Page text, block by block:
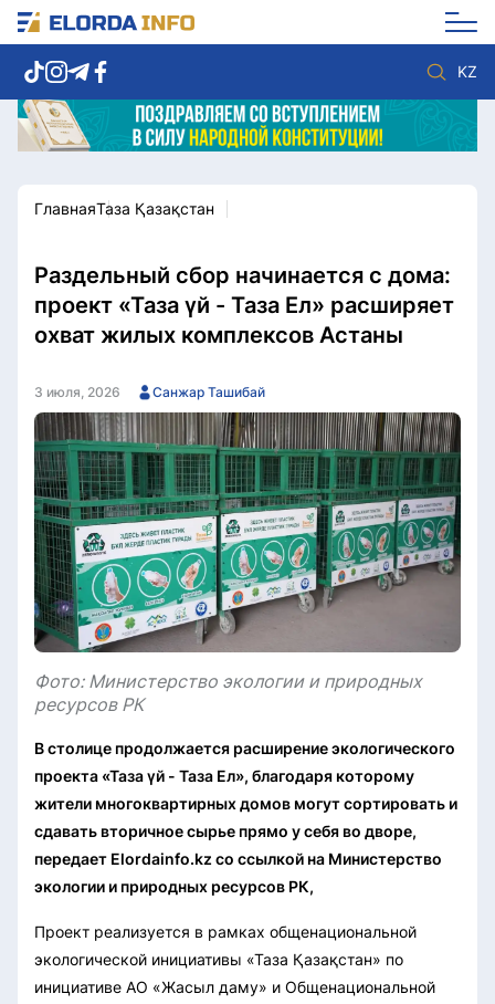
KZ
Новости столицы
Политика
Спорт
Культура
Мнение
Видео
Мир
Послание
Служба Комплаенс
ГлавнаяТаза Қазақстан
Раздельный сбор начинается с дома:
проект «Таза үй - Таза Ел» расширяет
охват жилых комплексов Астаны
3 июля, 2026 Санжар Ташибай
Фото: Министерство экологии и природных
ресурсов РК
В столице продолжается расширение экологического
проекта «Таза үй - Таза Ел», благодаря которому
жители многоквартирных домов могут сортировать и
сдавать вторичное сырье прямо у себя во дворе,
передает Elordainfo.kz со ссылкой на Министерство
экологии и природных ресурсов РК,
Проект реализуется в рамках общенациональной
экологической инициативы «Таза Қазақстан» по
инициативе АО «Жасыл даму» и Общенациональной